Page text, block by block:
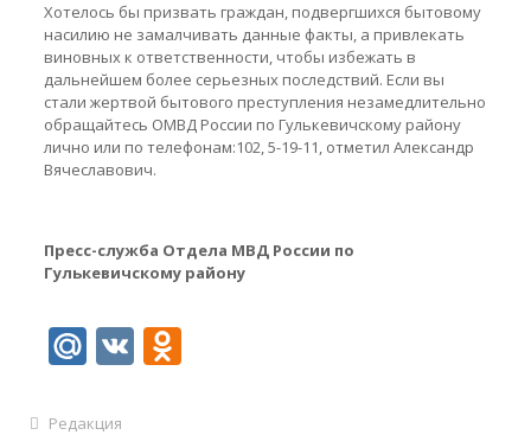
Хотелось бы призвать граждан, подвергшихся бытовому
насилию не замалчивать данные факты, а привлекать
виновных к ответственности, чтобы избежать в
дальнейшем более серьезных последствий. Если вы
стали жертвой бытового преступления незамедлительно
обращайтесь ОМВД России по Гулькевичскому району
лично или по телефонам:102, 5-19-11, отметил Александр
Вячеславович.
Пресс-служба Отдела МВД России по
Гулькевичскому району
Mail.Ru
VKOdnoklassniki
Редакция